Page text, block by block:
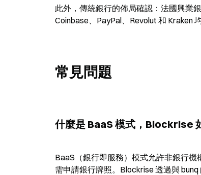
此外，傳統銀行的佈局確認：法國興業
Coinbase、PayPal、Revolut 和 Kraken
常見問題
什麼是 BaaS 模式，Blockrise
BaaS（銀行即服務）模式允許非銀行
需申請銀行牌照。Blockrise 透過與